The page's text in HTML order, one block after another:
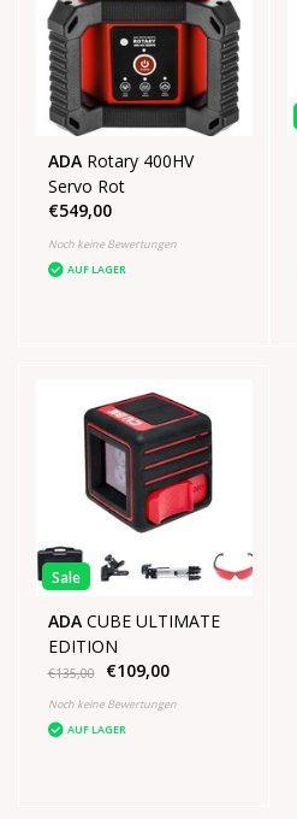
ADA Rotary 400HV
Servo Rot
€549,00
Noch keine Bewertungen
AUF LAGER
Sale
ADA CUBE ULTIMATE
EDITION
€135,00 €109,00
Noch keine Bewertungen
AUF LAGER